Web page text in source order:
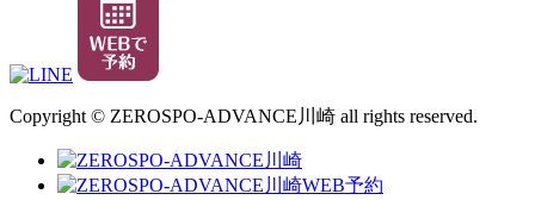
Copyright © ZEROSPO-ADVANCE川崎 all rights reserved.